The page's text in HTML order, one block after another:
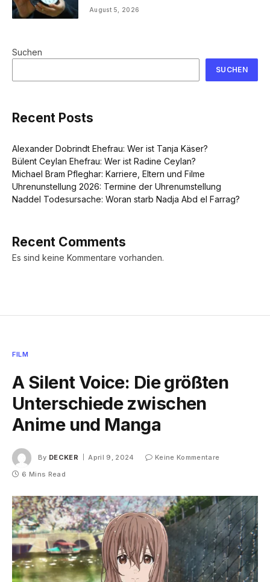
August 5, 2026
Suchen
SUCHEN
Recent Posts
Alexander Dobrindt Ehefrau: Wer ist Tanja Käser?
Bülent Ceylan Ehefrau: Wer ist Radine Ceylan?
Michael Bram Pfleghar: Karriere, Eltern und Filme
Uhrenunstellung 2026: Termine der Uhrenumstellung
Naddel Todesursache: Woran starb Nadja Abd el Farrag?
Recent Comments
Es sind keine Kommentare vorhanden.
FILM
A Silent Voice: Die größten
Unterschiede zwischen
Anime und Manga
By DECKER April 9, 2024
Keine Kommentare
6 Mins Read